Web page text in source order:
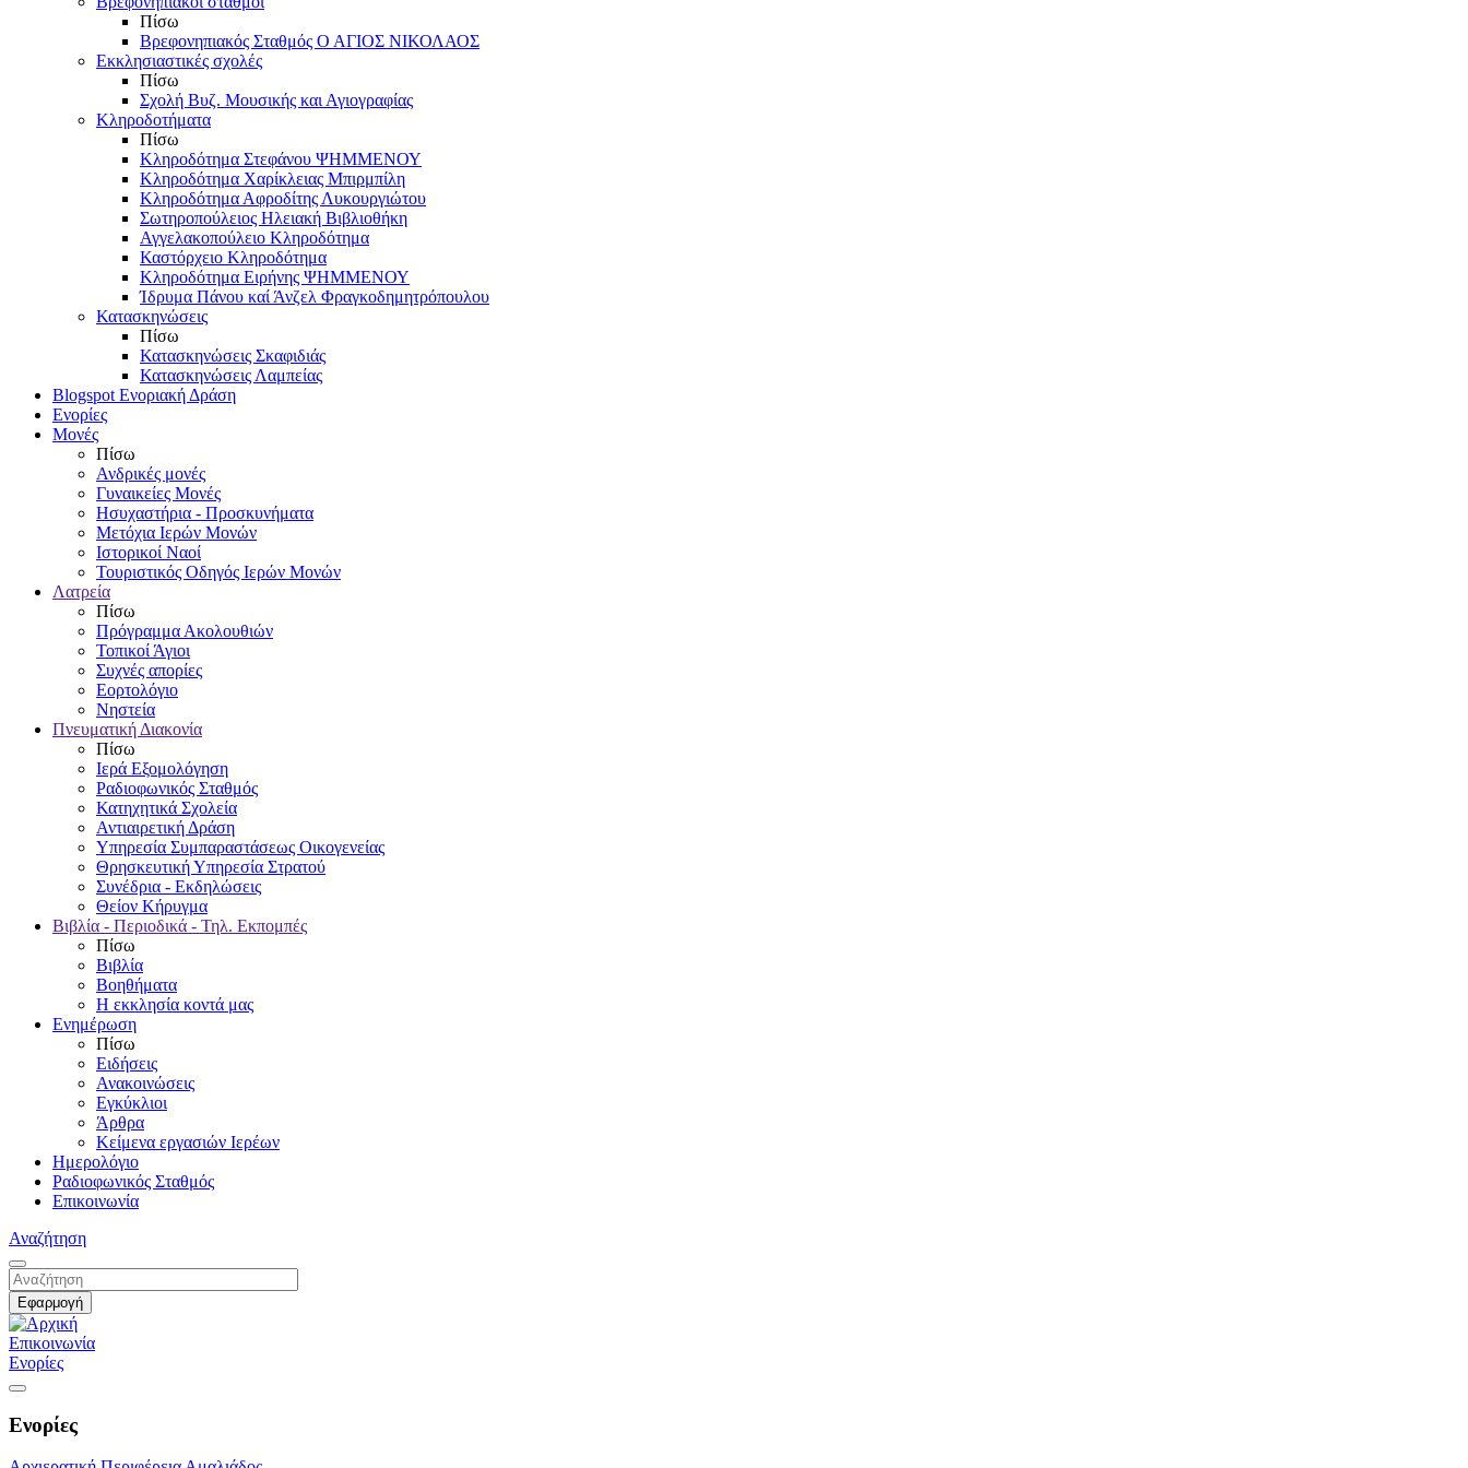
Πίσω
Βρεφονηπιακός Σταθμός Ο ΑΓΙΟΣ ΝΙΚΟΛΑΟΣ
Εκκλησιαστικές σχολές
Πίσω
Σχολή Βυζ. Μουσικής και Αγιογραφίας
Κληροδοτήματα
Πίσω
Κληροδότημα Στεφάνου ΨΗΜΜΕΝΟΥ
Κληροδότημα Χαρίκλειας Μπιρμπίλη
Κληροδότημα Αφροδίτης Λυκουργιώτου
Σωτηροπούλειος Ηλειακή Βιβλιοθήκη
Αγγελακοπούλειο Κληροδότημα
Καστόρχειο Κληροδότημα
Κληροδότημα Ειρήνης ΨΗΜΜΕΝΟΥ
Ίδρυμα Πάνου καί Άνζελ Φραγκοδημητρόπουλου
Κατασκηνώσεις
Πίσω
Κατασκηνώσεις Σκαφιδιάς
Κατασκηνώσεις Λαμπείας
Blogspot Ενοριακή Δράση
Ενορίες
Μονές
Πίσω
Ανδρικές μονές
Γυναικείες Μονές
Ησυχαστήρια - Προσκυνήματα
Μετόχια Ιερών Μονών
Ιστορικοί Ναοί
Τουριστικός Οδηγός Ιερών Μονών
Λατρεία
Πίσω
Πρόγραμμα Ακολουθιών
Τοπικοί Άγιοι
Συχνές απορίες
Εορτολόγιο
Νηστεία
Πνευματική Διακονία
Πίσω
Ιερά Εξομολόγηση
Ραδιοφωνικός Σταθμός
Κατηχητικά Σχολεία
Αντιαιρετική Δράση
Υπηρεσία Συμπαραστάσεως Οικογενείας
Θρησκευτική Υπηρεσία Στρατού
Συνέδρια - Εκδηλώσεις
Θείον Κήρυγμα
Βιβλία - Περιοδικά - Τηλ. Εκπομπές
Πίσω
Βιβλία
Βοηθήματα
Η εκκλησία κοντά μας
Ενημέρωση
Πίσω
Ειδήσεις
Ανακοινώσεις
Εγκύκλιοι
Άρθρα
Κείμενα εργασιών Ιερέων
Ημερολόγιο
Ραδιοφωνικός Σταθμός
Επικοινωνία
Αναζήτηση
Επικοινωνία
Ενορίες
Ενορίες